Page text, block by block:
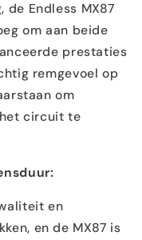
Endless MX87
om aan beide
prestaties
remgevoel op
om
circuit te
en
en de MX87 is